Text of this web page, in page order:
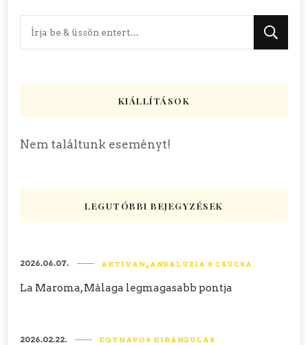
Keres
KIÁLLÍTÁSOK
Nem találtunk eseményt!
LEGUTÓBBI BEJEGYZÉSEK
AKTÍVAN ANDALÚZIA 8 CSÚCSA
La Maroma, Málaga legmagasabb pontja
2026.06.07.
EGYNAPOS KIRÁNDULÁS
2026.02.22.